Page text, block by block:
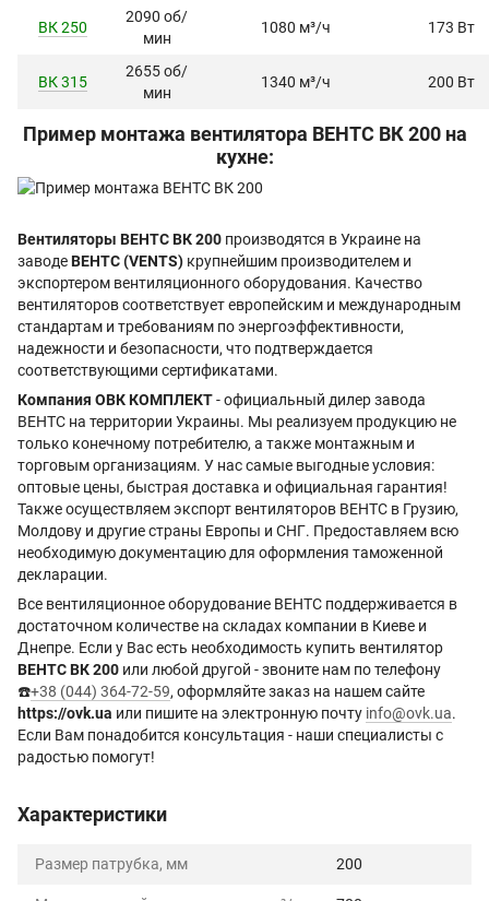
ВК 250
2090 об/
мин
1080 м³/ч 173 Вт
ВК 315
2655 об/
мин
1340 м³/ч 200 Вт
Пример монтажа вентилятора ВЕНТС ВК 200 на
кухне:
Вентиляторы ВЕНТС ВК 200 производятся в Украине на
заводеВЕНТС (VENTS) крупнейшим производителем и
экспортером вентиляционного оборудования. Качество
вентиляторов соответствует европейским и международным
стандартам и требованиям по энергоэффективности,
надежности и безопасности, что подтверждается
соответствующими сертификатами.
Компания ОВК КОМПЛЕКТ- официальный дилер завода
ВЕНТС на территории Украины. Мы реализуем продукцию не
только конечному потребителю, а также монтажным и
торговым организациям. У нас самые выгодные условия:
оптовые цены, быстрая доставка и официальная гарантия!
Также осуществляем экспорт вентиляторов ВЕНТС в Грузию,
Молдову и другие страны Европы и СНГ. Предоставляем всю
необходимую документацию для оформления таможенной
декларации.
Все вентиляционное оборудование ВЕНТС поддерживается в
достаточном количестве на складах компании в Киеве и
Днепре. Если у Вас есть необходимость купить вентилятор
ВЕНТС ВК 200 или любой другой - звоните нам по телефону
☎️+38 (044) 364-72-59, оформляйте заказ на нашем сайте
https://ovk.ua или пишите на электронную почту info@ovk.ua.
Если Вам понадобится консультация - наши специалисты с
радостью помогут!
Характеристики
Размер патрубка, мм 200